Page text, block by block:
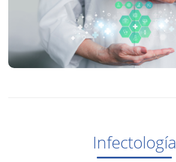
Infectología